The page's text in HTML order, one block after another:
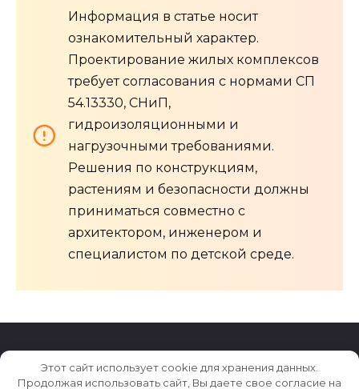
Информация в статье носит
ознакомительный характер.
Проектирование жилых комплексов
требует согласования с нормами СП
54.13330, СНиП,
гидроизоляционными и
нагрузочными требованиями.
Решения по конструкциям,
растениям и безопасности должны
приниматься совместно с
архитектором, инженером и
специалистом по детской среде.
© 2026 Archiludi.ru
Этот сайт использует cookie для хранения данных.
Продолжая использовать сайт, Вы даете свое согласие на